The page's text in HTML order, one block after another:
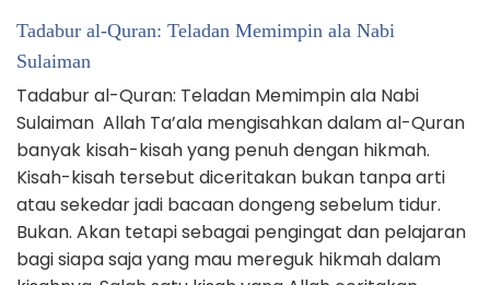
Tadabur al-Quran: Teladan Memimpin ala Nabi
Sulaiman
Tadabur al-Quran: Teladan Memimpin ala Nabi
Sulaiman Allah Ta’ala mengisahkan dalam al-Quran
banyak kisah-kisah yang penuh dengan hikmah.
Kisah-kisah tersebut diceritakan bukan tanpa arti
atau sekedar jadi bacaan dongeng sebelum tidur.
Bukan. Akan tetapi sebagai pengingat dan pelajaran
bagi siapa saja yang mau mereguk hikmah dalam